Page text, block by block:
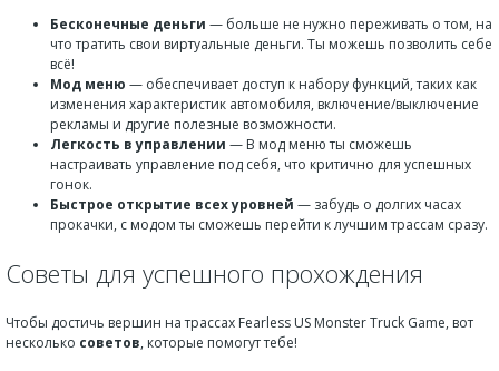
Бесконечные деньги — больше не нужно переживать о том, на
что тратить свои виртуальные деньги. Ты можешь позволить себе
всё!
Мод меню — обеспечивает доступ к набору функций, таких как
изменения характеристик автомобиля, включение/выключение
рекламы и другие полезные возможности.
Легкость в управлении — В мод меню ты сможешь
настраивать управление под себя, что критично для успешных
гонок.
Быстрое открытие всех уровней — забудь о долгих часах
прокачки, с модом ты сможешь перейти к лучшим трассам сразу.
Советы для успешного прохождения
Чтобы достичь вершин на трассах Fearless US Monster Truck Game, вот
несколько советов, которые помогут тебе!